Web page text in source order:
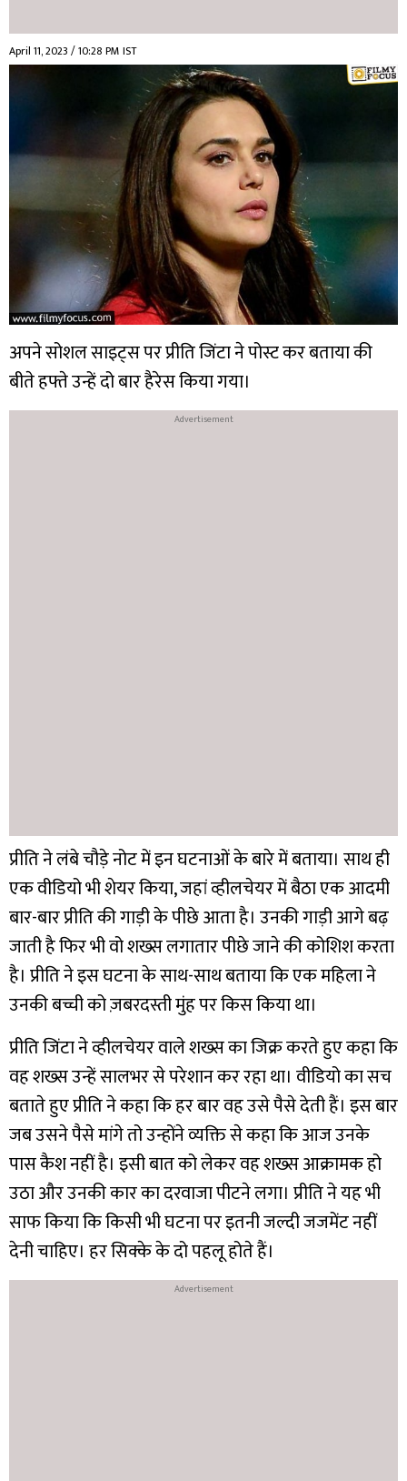
April 11, 2023 / 10:28 PM IST
अपने सोशल साइट्स पर प्रीति जिंटा ने पोस्ट कर बताया की
बीते हफ्ते उन्हें दो बार हैरेस किया गया।
प्रीति ने लंबे चौड़े नोट में इन घटनाओं के बारे में बताया। साथ ही
एक वीडियो भी शेयर किया, जहां व्हीलचेयर में बैठा एक आदमी
बार-बार प्रीति की गाड़ी के पीछे आता है। उनकी गाड़ी आगे बढ़
जाती है फिर भी वो शख्स लगातार पीछे जाने की कोशिश करता
है। प्रीति ने इस घटना के साथ-साथ बताया कि एक महिला ने
उनकी बच्ची को ज़बरदस्ती मुंह पर किस किया था।
प्रीति जिंटा ने व्हीलचेयर वाले शख्स का जिक्र करते हुए कहा कि
वह शख्स उन्हें सालभर से परेशान कर रहा था। वीडियो का सच
बताते हुए प्रीति ने कहा कि हर बार वह उसे पैसे देती हैं। इस बार
जब उसने पैसे मांगे तो उन्होंने व्यक्ति से कहा कि आज उनके
पास कैश नहीं है। इसी बात को लेकर वह शख्स आक्रामक हो
उठा और उनकी कार का दरवाजा पीटने लगा। प्रीति ने यह भी
साफ किया कि किसी भी घटना पर इतनी जल्दी जजमेंट नहीं
देनी चाहिए। हर सिक्के के दो पहलू होते हैं।